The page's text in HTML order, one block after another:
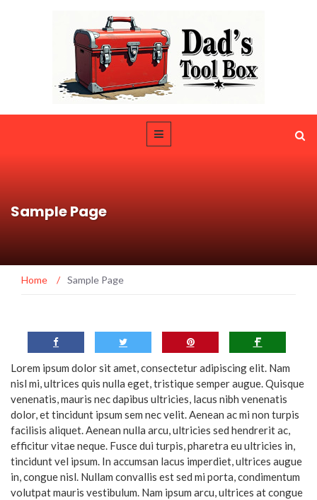
Sample Page
Home / Sample Page
Lorem ipsum dolor sit amet, consectetur adipiscing elit. Nam
nisl mi, ultrices quis nulla eget, tristique semper augue. Quisque
venenatis, mauris nec dapibus ultricies, lacus nibh venenatis
dolor, et tincidunt ipsum sem nec velit. Aenean ac mi non turpis
facilisis aliquet. Aenean nulla arcu, ultricies sed hendrerit ac,
efficitur vitae neque. Fusce dui turpis, pharetra eu ultricies in,
tincidunt vel ipsum. In accumsan lacus imperdiet, ultrices augue
in, congue nisl. Nullam convallis est sed mi porta, condimentum
volutpat mauris vestibulum. Nam ipsum arcu, ultrices at congue